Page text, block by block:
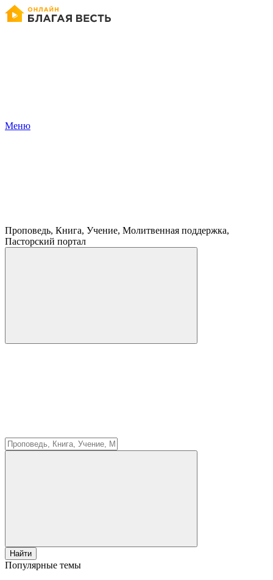
Меню
Проповедь, Книга, Учение, Молитвенная поддержка,
Пасторский портал
Найти
Популярные темы